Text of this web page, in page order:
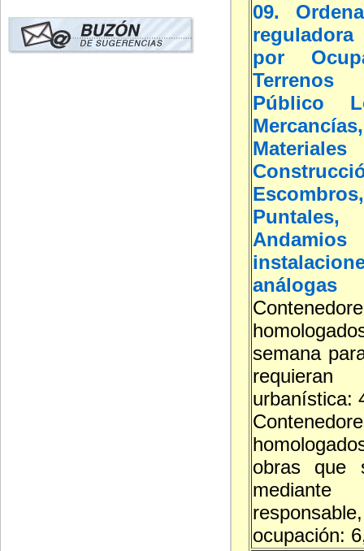
09.
por
Público
Mercancías,
análogas
semana
urbanística:
obras que
mediante
ocupación: